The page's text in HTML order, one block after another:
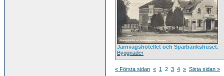
Järnvägshotellet och Sparbankshuset.
Byggnader
« Första sidan « 1 2 3 4 » Sista sidan »